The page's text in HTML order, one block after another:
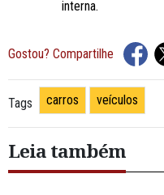
interna.
Gostou? Compartilhe
Tags carros veículos
Leia também